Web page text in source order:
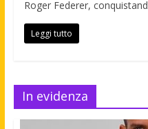
Roger Federer,
Leggi tutto
In evidenza